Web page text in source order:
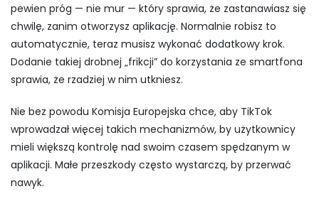
pewien próg — nie mur — który sprawia, że zastanawiasz się
chwilę, zanim otworzysz aplikację. Normalnie robisz to
automatycznie, teraz musisz wykonać dodatkowy krok.
Dodanie takiej drobnej „frikcji” do korzystania ze smartfona
sprawia, że rzadziej w nim utkniesz.
Nie bez powodu Komisja Europejska chce, aby TikTok
wprowadzał więcej takich mechanizmów, by użytkownicy
mieli większą kontrolę nad swoim czasem spędzanym w
aplikacji. Małe przeszkody często wystarczą, by przerwać
nawyk.